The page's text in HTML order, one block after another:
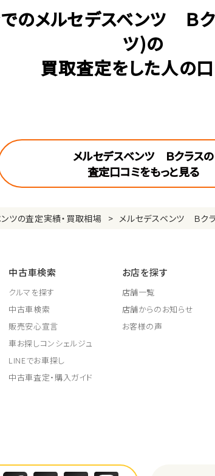
のメルセデスベンツ Ｂ
ツ)の
買取査定をした人の
メルセデスベンツ Ｂクラスの
査定口コミをもっと見る
ツの査定実績・買取相場 メルセデスベンツ Ｂク
中古車検索
クルマを探す
中古車検索
販売安心宣言
車お探しコンシェルジュ
LINEでお車探し
中古車査定・購入ガイド
お店を探す
店舗一覧
店舗からのお知らせ
お客様の声